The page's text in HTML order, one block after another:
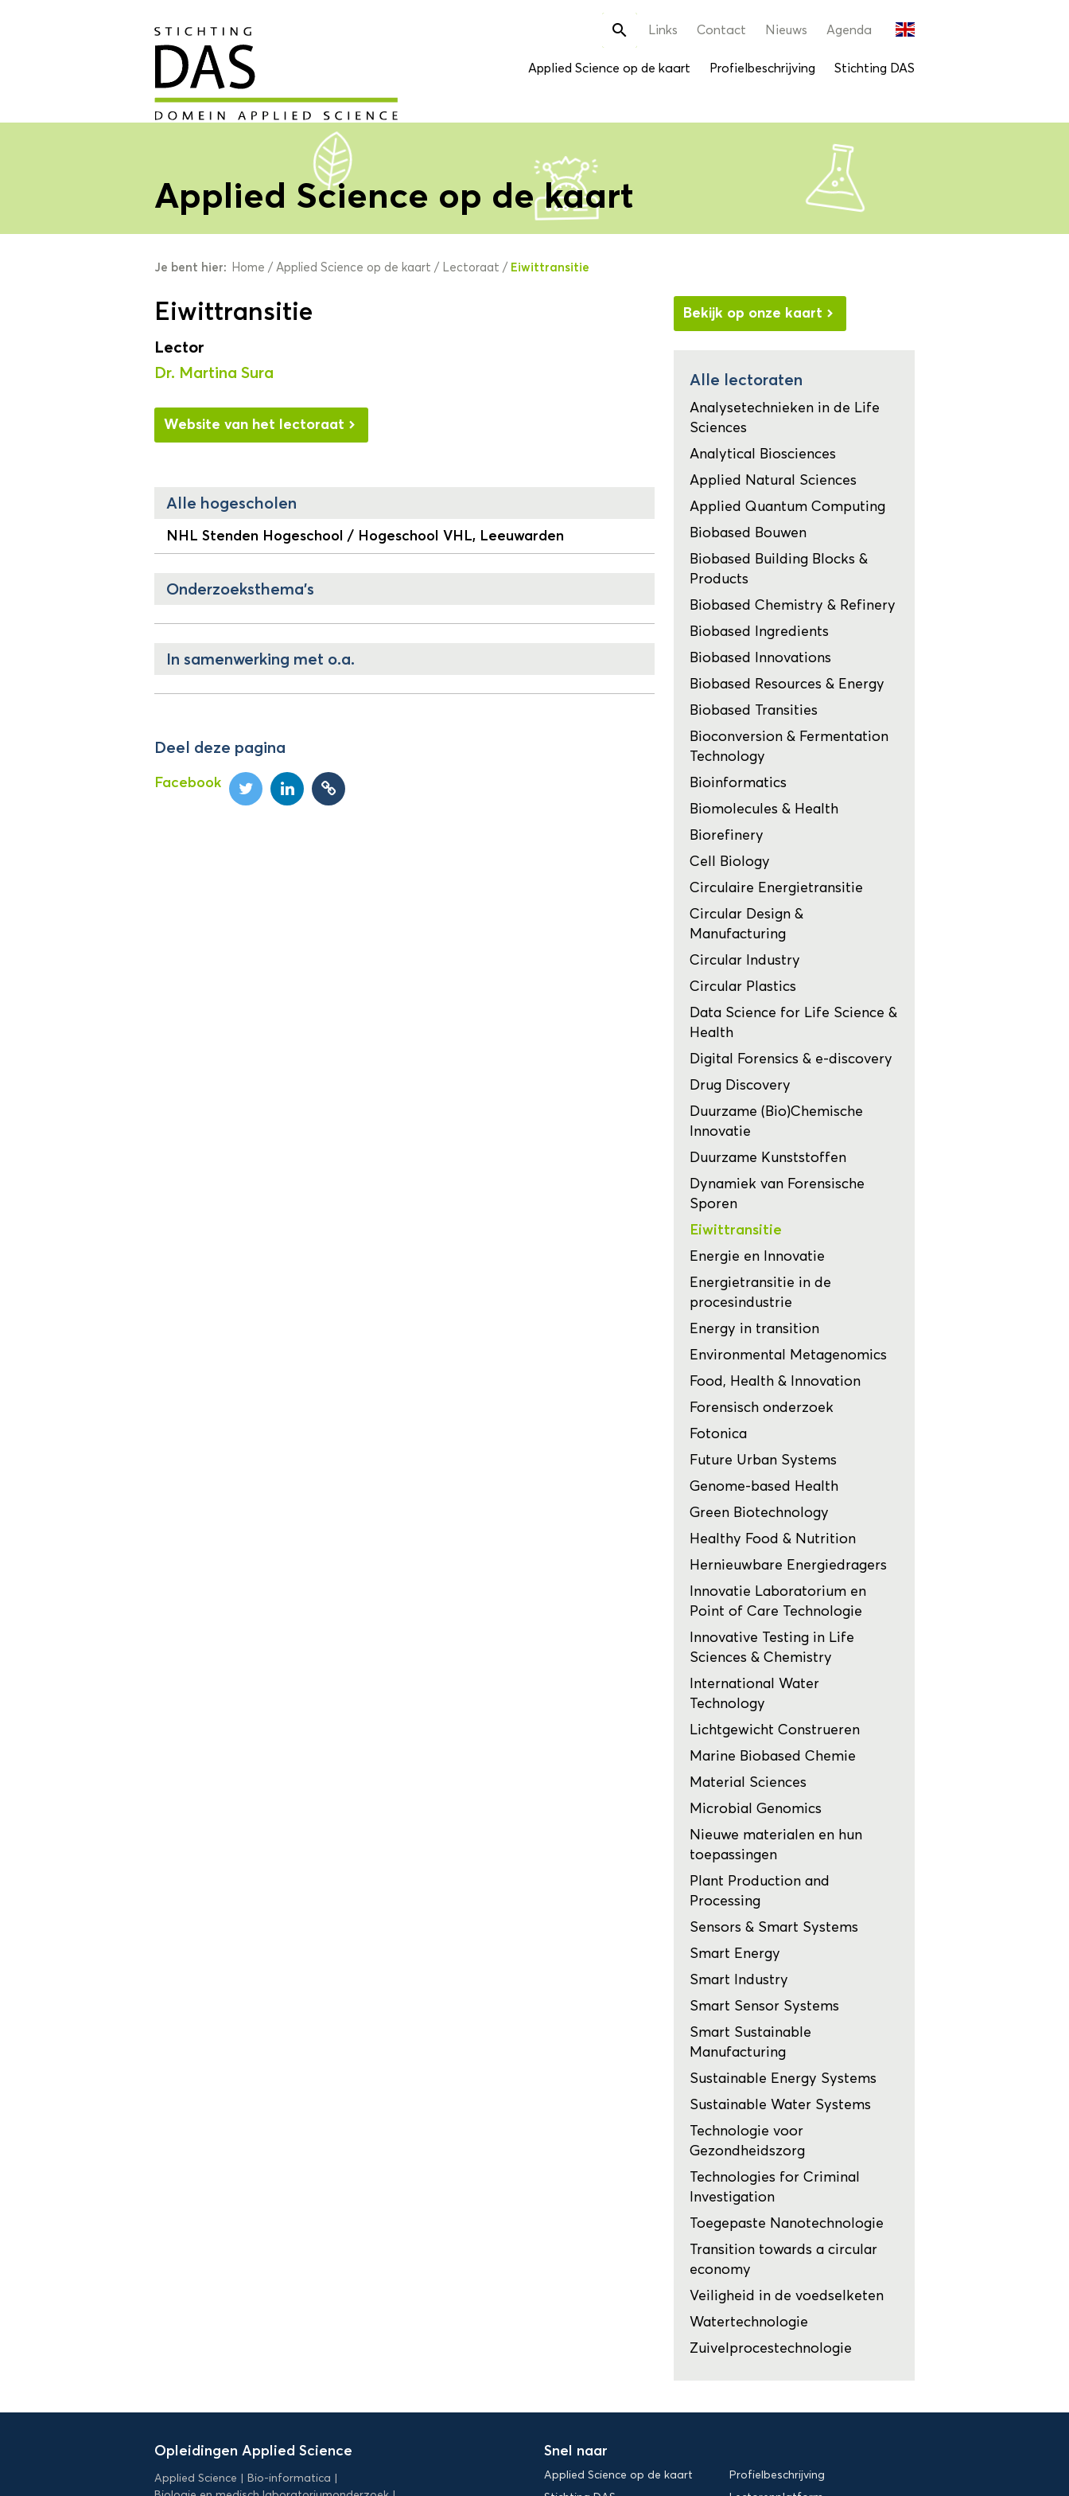
Zoek
naar:
 Links Contact Nieuws Agenda
Applied Science op de kaart Profielbeschrijving Stichting DAS
Applied Science op de kaart
Je bent hier: Home / Applied Science op de kaart / Lectoraat / Eiwittransitie
Eiwittransitie
Lector
Dr. Martina Sura
Website van het lectoraat
Alle hogescholen
NHL Stenden Hogeschool / Hogeschool VHL, Leeuwarden
Onderzoeksthema's
In samenwerking met o.a.
Deel deze pagina
Facebook
Bekijk op onze kaart
Alle lectoraten
Analysetechnieken in de Life
Sciences
Analytical Biosciences
Applied Natural Sciences
Applied Quantum Computing
Biobased Bouwen
Biobased Building Blocks &
Products
Biobased Chemistry & Refinery
Biobased Ingredients
Biobased Innovations
Biobased Resources & Energy
Biobased Transities
Bioconversion & Fermentation
Technology
Bioinformatics
Biomolecules & Health
Biorefinery
Cell Biology
Circulaire Energietransitie
Circular Design &
Manufacturing
Circular Industry
Circular Plastics
Data Science for Life Science &
Health
Digital Forensics & e-discovery
Drug Discovery
Duurzame (Bio)Chemische
Innovatie
Duurzame Kunststoffen
Dynamiek van Forensische
Sporen
Eiwittransitie
Energie en Innovatie
Energietransitie in de
procesindustrie
Energy in transition
Environmental Metagenomics
Food, Health & Innovation
Forensisch onderzoek
Fotonica
Future Urban Systems
Genome-based Health
Green Biotechnology
Healthy Food & Nutrition
Hernieuwbare Energiedragers
Innovatie Laboratorium en
Point of Care Technologie
Innovative Testing in Life
Sciences & Chemistry
International Water
Technology
Lichtgewicht Construeren
Marine Biobased Chemie
Material Sciences
Microbial Genomics
Nieuwe materialen en hun
toepassingen
Plant Production and
Processing
Sensors & Smart Systems
Smart Energy
Smart Industry
Smart Sensor Systems
Smart Sustainable
Manufacturing
Sustainable Energy Systems
Sustainable Water Systems
Technologie voor
Gezondheidszorg
Technologies for Criminal
Investigation
Toegepaste Nanotechnologie
Transition towards a circular
economy
Veiligheid in de voedselketen
Watertechnologie
Zuivelprocestechnologie
Opleidingen Applied Science
Applied Science
Bio-informatica
Snel naar
Applied Science op de kaart
Profielbeschrijving